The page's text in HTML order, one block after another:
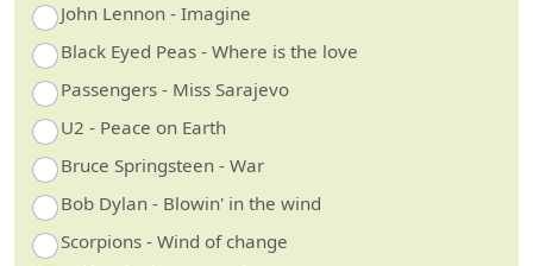
John Lennon - Imagine
Black Eyed Peas - Where is the love
Passengers - Miss Sarajevo
U2 - Peace on Earth
Bruce Springsteen - War
Bob Dylan - Blowin' in the wind
Scorpions - Wind of change